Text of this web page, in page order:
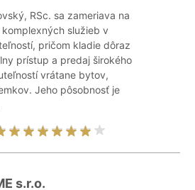
RSc. sa zameriava na
služieb v
pričom kladie dôraz
prístup a predaj širokého
vrátane bytov,
Jeho pôsobnosť je
s.r.o.